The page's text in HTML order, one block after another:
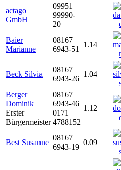
actago
GmbH
09951
99990-
20
Baier
Marianne
08167
6943-51
1.14
Beck Silvia
08167
6943-26
1.04
Berger
Dominik
Erster
Bürgermeister
08167
6943-46
0171
4788152
1.12
Best Susanne
08167
6943-19
0.09